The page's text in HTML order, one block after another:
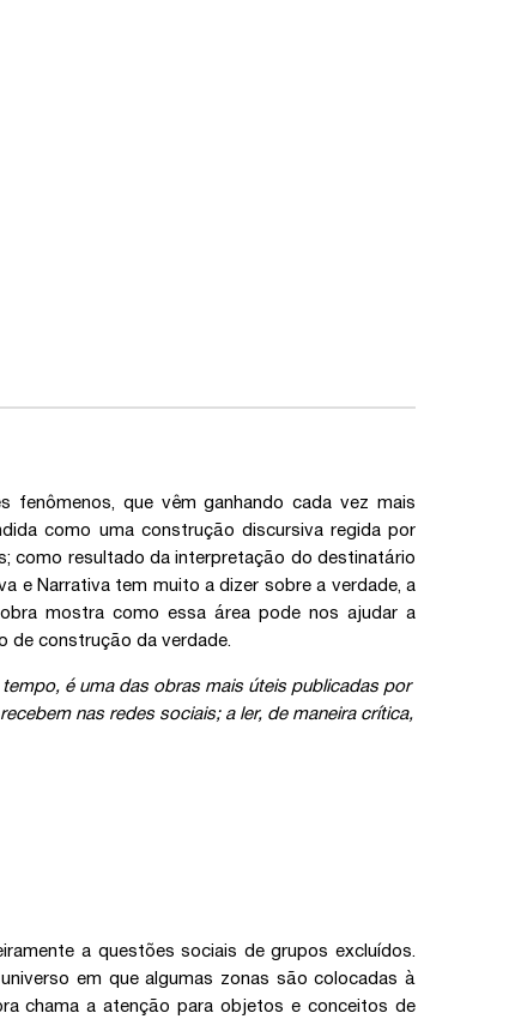
fenômenos, que vêm ganhando cada vez mais
como uma construção discursiva regida por
como resultado da interpretação do destinatário
e Narrativa tem muito a dizer sobre a verdade, a
mostra como essa área pode nos ajudar a
de construção da verdade.
é uma das obras mais úteis publicadas por
nas redes sociais; a ler, de maneira crítica,
a questões sociais de grupos excluídos.
em que algumas zonas são colocadas à
chama a atenção para objetos e conceitos de